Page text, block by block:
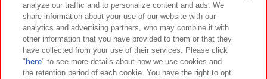
イベント・キャンペーン
関連会社 サステナビリティ サイトポリシー
analyze our traffic and to personalize content and ads. We
share information about your use of our website with our
analytics and advertising partners, who may combine it with
other information that you have provided to them or that they
have collected from your use of their services. Please click
" here" to see more details about how we use cookies and
the retention period of each cookie. You have the right to opt